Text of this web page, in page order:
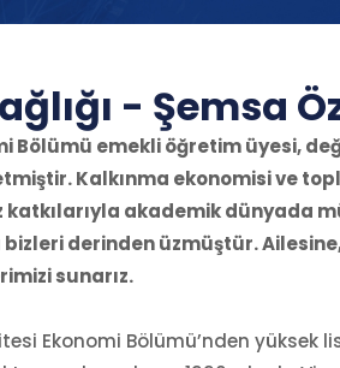
- Şemsa
Bölümü emekli öğretim üyesi,
Kalkınma ekonomisi ve
katkılarıyla akademik dünyada
bizleri derinden üzmüştür.
sunarız.
Ekonomi Bölümü’nden yüksek